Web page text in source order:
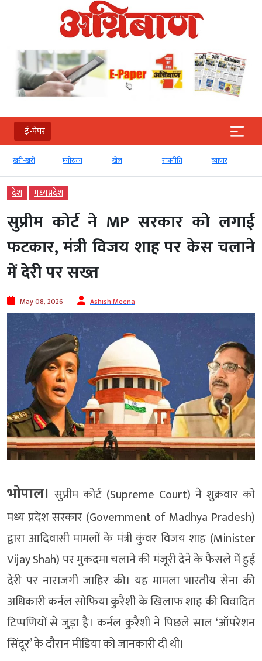
ई-पेपर
मनोरंजन खेल व्‍यापार टेक्‍नोलॉजी
देश मध्‍यप्रदेश
सुप्रीम कोर्ट ने MP सरकार को लगाई
फटकार, मंत्री विजय शाह पर केस चलाने
में देरी पर सख्त
May 08, 2026 Ashish Meena
भोपाल। सुप्रीम कोर्ट (Supreme Court) ने शुक्रवार को
मध्य प्रदेश सरकार (Government of Madhya Pradesh)
द्वारा आदिवासी मामलों के मंत्री कुंवर विजय शाह (Minister
Vijay Shah) पर मुकदमा चलाने की मंजूरी देने के फैसले में हुई
देरी पर नाराजगी जाहिर की। यह मामला भारतीय सेना की
अधिकारी कर्नल सोफिया कुरैशी के खिलाफ शाह की विवादित
टिप्पणियों से जुड़ा है। कर्नल कुरैशी ने पिछले साल ‘ऑपरेशन
सिंदूर’ के दौरान मीडिया को जानकारी दी थी।